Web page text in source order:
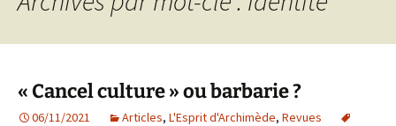
« Cancel culture » ou barbarie ?
06/11/2021 Articles, L'Esprit d'Archimède, Revues